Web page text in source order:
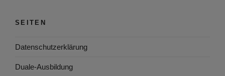
SEITEN
Datenschutzerklärung
Duale-Ausbildung